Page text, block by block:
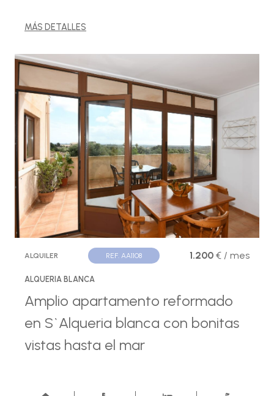
MÁS DETALLES
ALQUILER REF. AA1108 1.200 € / mes
ALQUERIA BLANCA
Amplio apartamento reformado
en S`Alqueria blanca con bonitas
vistas hasta el mar